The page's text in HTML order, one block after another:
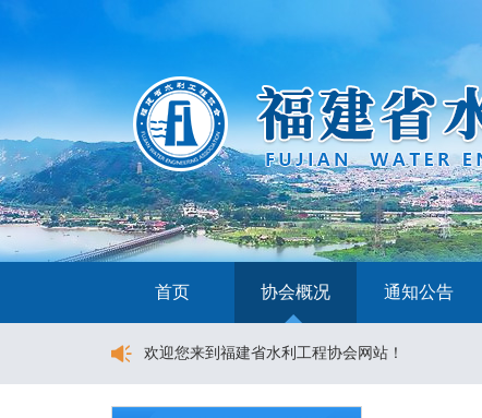
首页 协会概况 通知公告
欢迎您来到福建省水利工程协会网站！